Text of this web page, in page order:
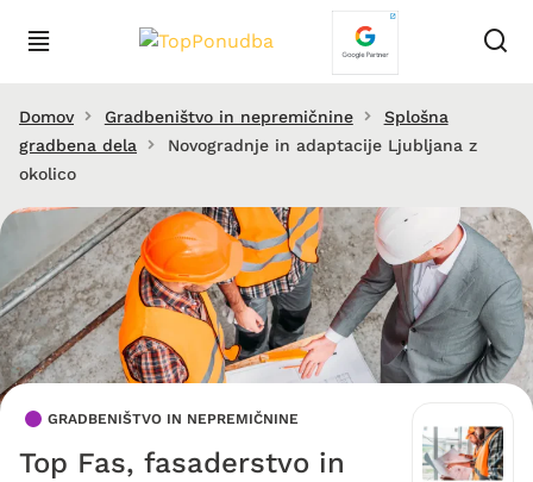
Domov Gradbeništvo in nepremičnine
Splošna
gradbena dela
Novogradnje in adaptacije Ljubljana z
okolico
GRADBENIŠTVO IN NEPREMIČNINE
Top Fas, fasaderstvo in